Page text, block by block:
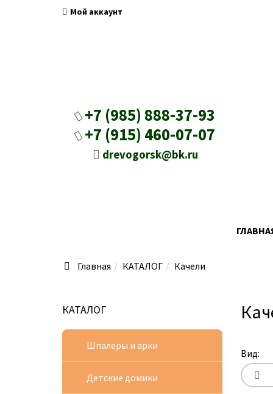
Мой аккаунт
+7 (985) 888-37-93
+7 (915) 460-07-07
drevogorsk@bk.ru
Главная КАТАЛОГ Качели
Вид:
КАТАЛОГ
Шпалеры и арки
Детские домики